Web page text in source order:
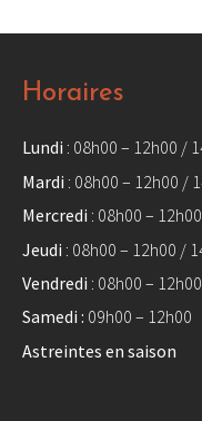
Horaires
Lundi : 08h00 – 12h00 /
Mardi : 08h00 – 12h00 /
Mercredi : 08h00 –
Jeudi : 08h00 – 12h00 /
Vendredi : 08h00 –
Samedi : 09h00 – 12h00
Astreintes en saison